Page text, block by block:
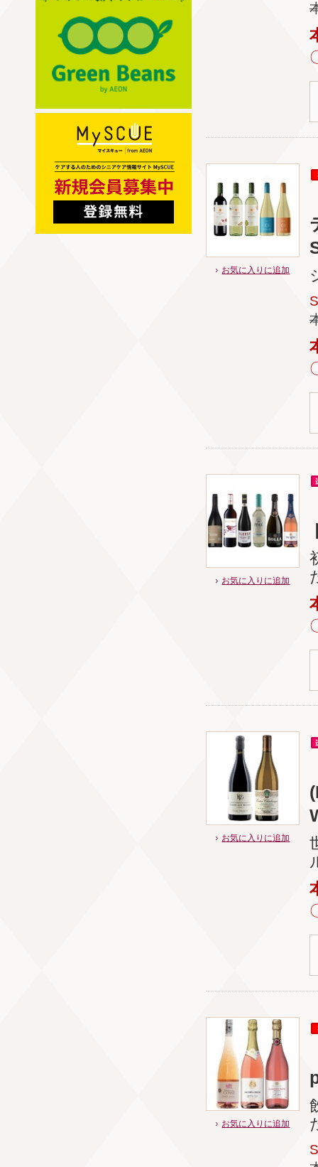
お気に入りに追加
お気に入りに追加
お気に入りに追加
お気に入りに追加